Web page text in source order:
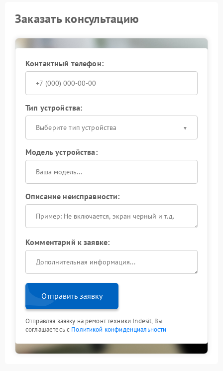
Заказать консультацию
Контактный телефон:
Тип устройства:
Выберите тип устройства
Модель устройства:
Описание неисправности:
Комментарий к заявке:
Отправить заявку
Отправляя заявку на ремонт техники Indesit, Вы
соглашаетесь с Политикой конфиденциальности